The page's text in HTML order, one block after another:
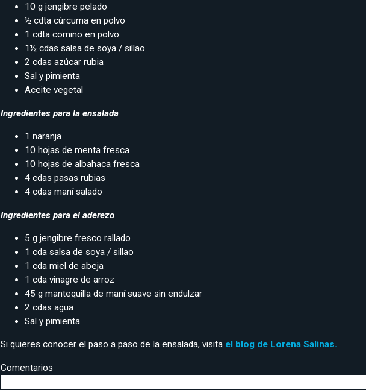
10 g jengibre pelado
½ cdta cúrcuma en polvo
1 cdta comino en polvo
1½ cdas salsa de soya / sillao
2 cdas azúcar rubia
Sal y pimienta
Aceite vegetal
Ingredientes para la ensalada
1 naranja
10 hojas de menta fresca
10 hojas de albahaca fresca
4 cdas pasas rubias
4 cdas maní salado
Ingredientes para el aderezo
5 g jengibre fresco rallado
1 cda salsa de soya / sillao
1 cda miel de abeja
1 cda vinagre de arroz
45 g mantequilla de maní suave sin endulzar
2 cdas agua
Sal y pimienta
Si quieres conocer el paso a paso de la ensalada, visita el blog de Lorena Salinas.
Comentarios